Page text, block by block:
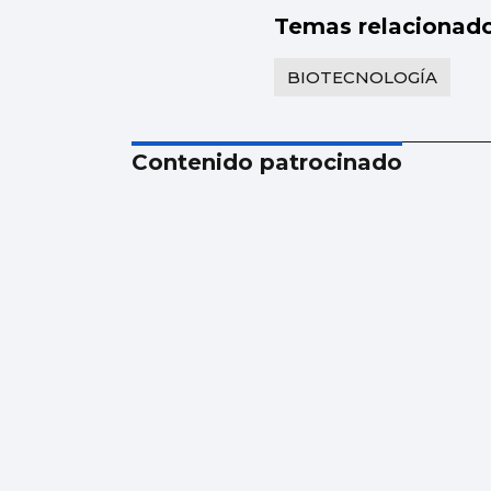
Temas
BIOTECNOLOGÍA
Contenido patrocinado